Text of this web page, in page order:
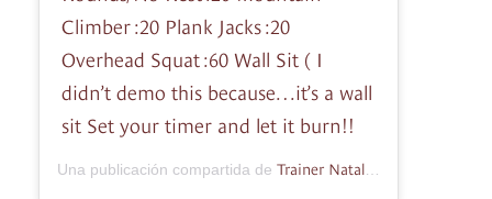
Climber :20 Plank Jacks :20
Overhead Squat :60 Wall Sit ( I
didn’t demo this because…it’s a wall
sit Set your timer and let it burn!!
Una publicación compartida de Trainer Natalie Wilkins